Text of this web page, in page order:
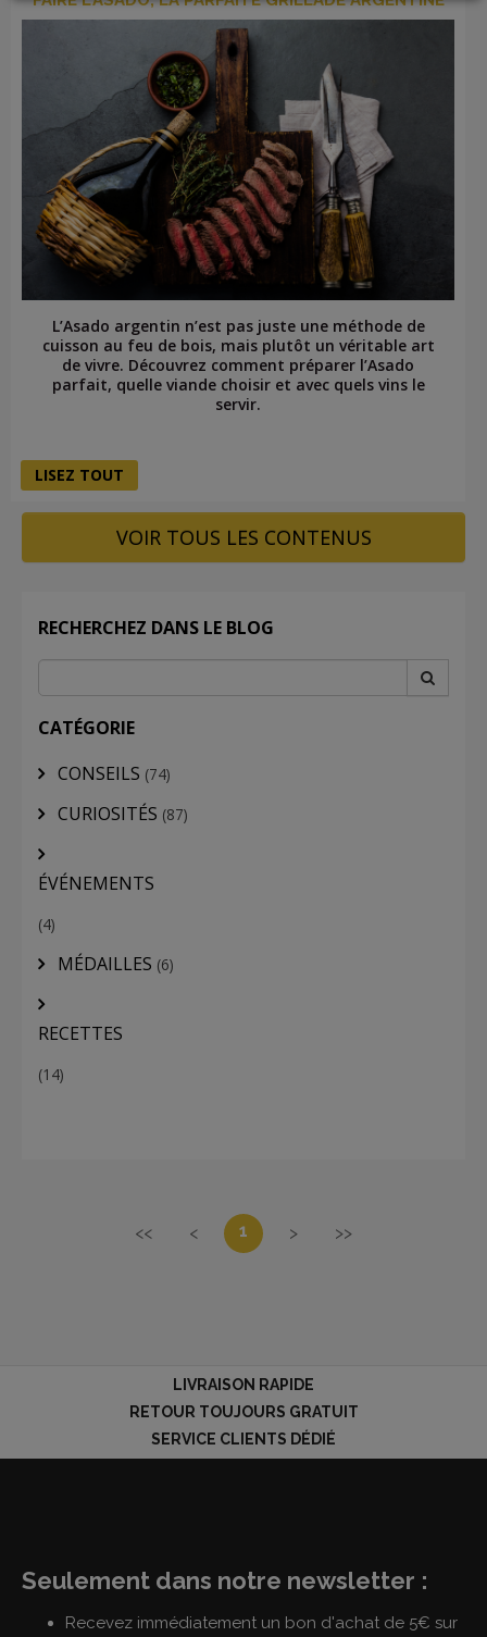
L’Asado argentin n’est pas juste une méthode de
cuisson au feu de bois, mais plutôt un véritable art
de vivre. Découvrez comment préparer l’Asado
parfait, quelle viande choisir et avec quels vins le
servir.
LISEZ TOUT
VOIR TOUS LES CONTENUS
RECHERCHEZ DANS LE BLOG
CATÉGORIE
CONSEILS (74)
CURIOSITÉS (87)
ÉVÉNEMENTS
(4)
MÉDAILLES (6)
RECETTES
(14)
<< < 1 > >>
LIVRAISON RAPIDE
RETOUR TOUJOURS GRATUIT
SERVICE CLIENTS DÉDIÉ
Seulement dans notre newsletter :
Recevez immédiatement un bon d'achat de 5€ sur